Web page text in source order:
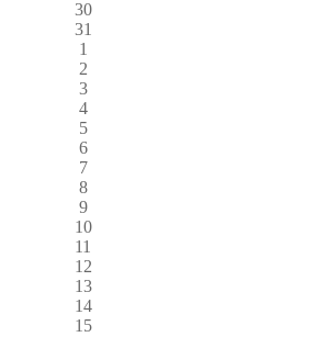
30
31
1
2
3
4
5
6
7
8
9
10
11
12
13
14
15